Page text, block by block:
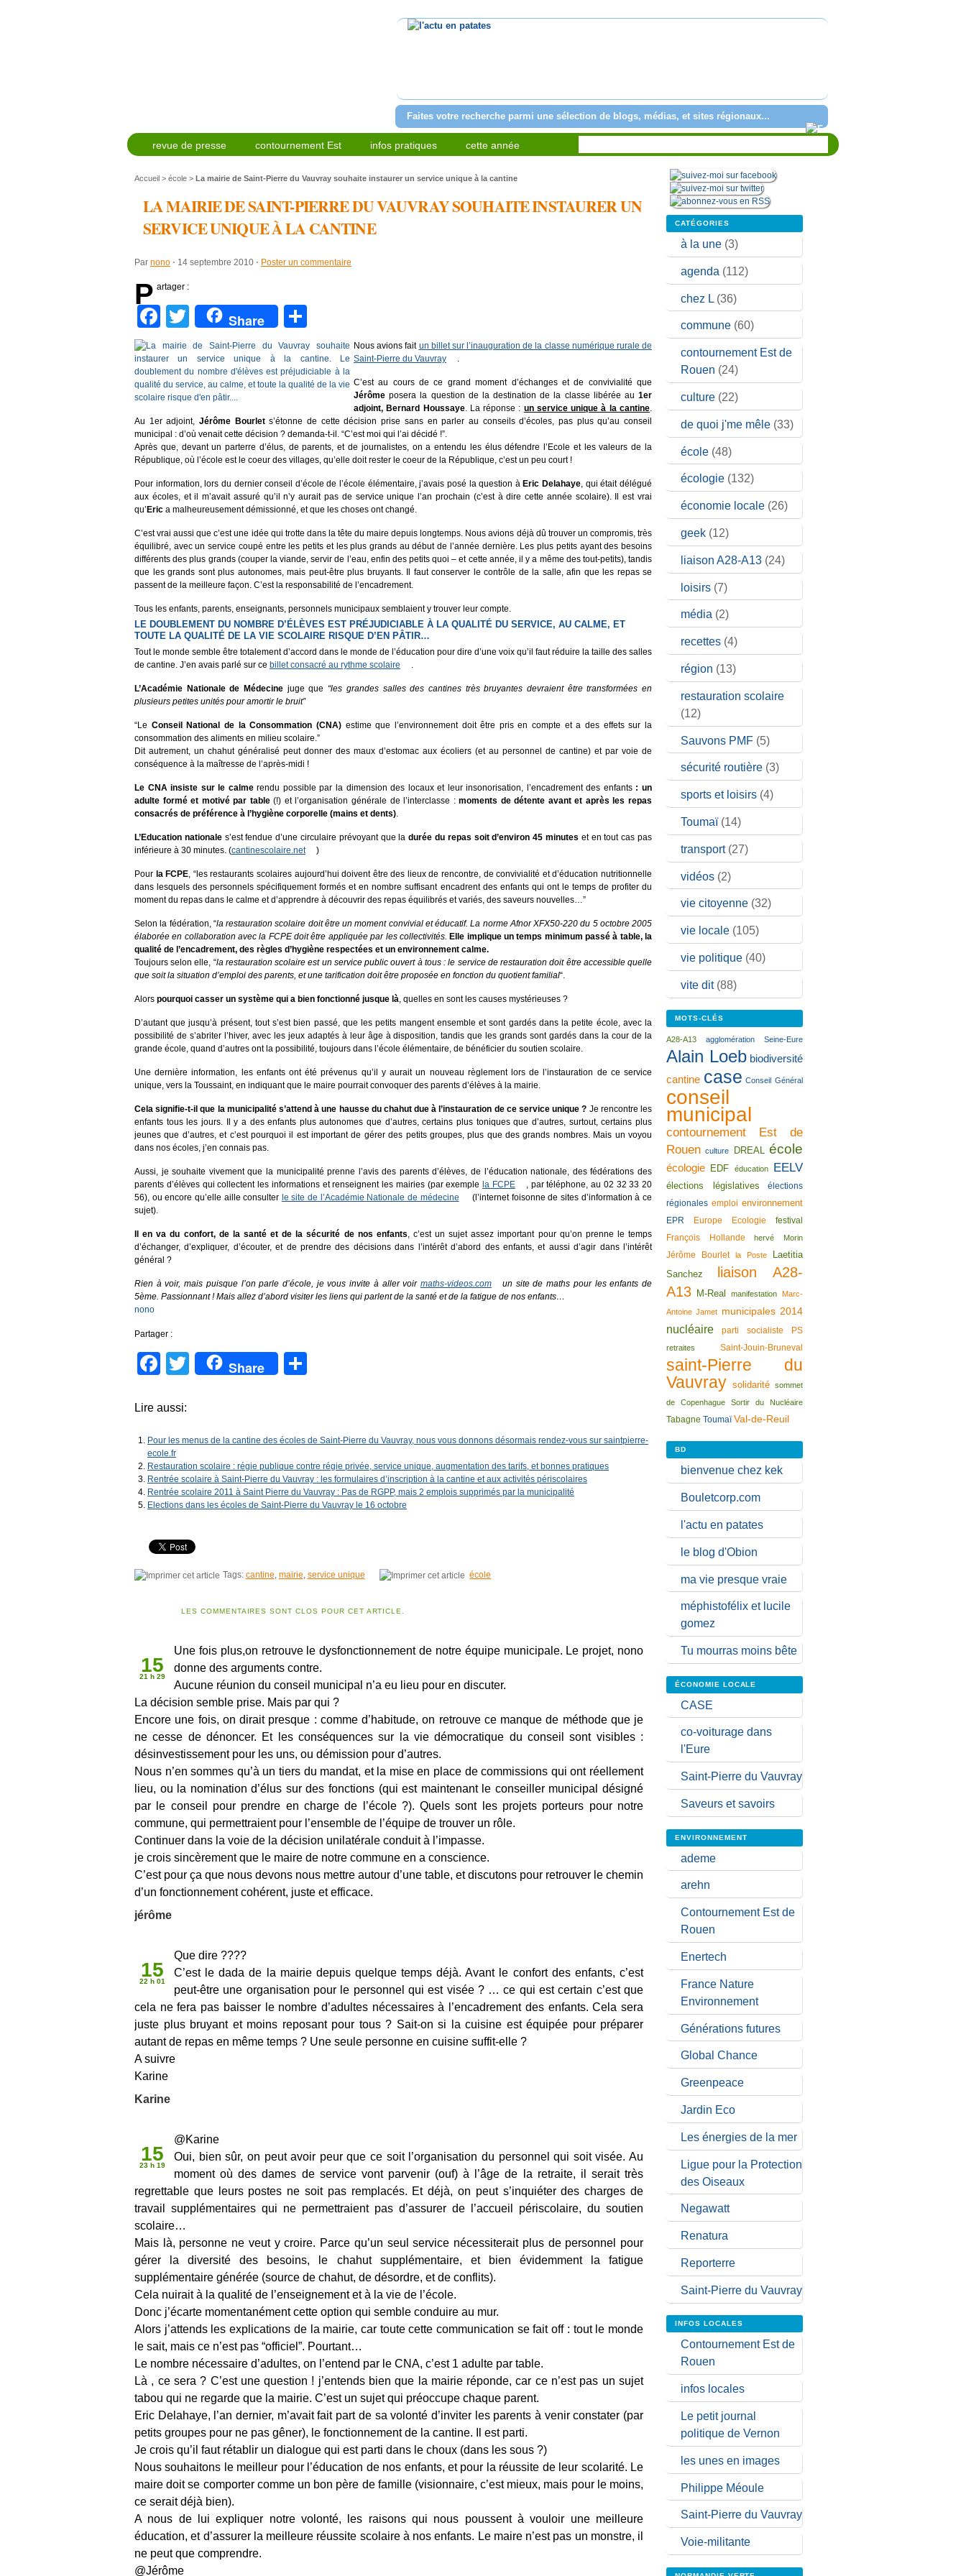
Faites votre recherche parmi une sélection de blogs, médias, et sites régionaux...
revue de presse contournement Est infos pratiques cette année
Accueil > école > La mairie de Saint-Pierre du Vauvray souhaite instaurer un service unique à la cantine
LA MAIRIE DE SAINT-PIERRE DU VAUVRAY SOUHAITE INSTAURER UN
SERVICE UNIQUE À LA CANTINE
Par nono ⋅ 14 septembre 2010 ⋅ Poster un commentaire
P artager :
Facebook
Twitter
Share
Nous avions fait un billet sur l’inauguration de la classe numérique rurale de
Saint-Pierre du Vauvray
.
C’est au cours de ce grand moment d’échanges et de convivialité que
Jérôme posera la question de la destination de la classe libérée au 1er
adjoint, Bernard Houssaye. La réponse : un service unique à la cantine.
Au 1er adjoint,Jérôme Bourlets’étonne de cette décision prise sans en parler au conseils d’écoles, pas plus qu’au conseil
municipal : d’où venait cette décision ? demanda-t-il. “C’est moi qui l’ai décidé !”.
Après que, devant un parterre d’élus, de parents, et de journalistes, on a entendu les élus défendre l’Ecole et les valeurs de la
République, où l’école est le coeur des villages, qu’elle doit rester le coeur de la République, c’est un peu court !
Pour information, lors du dernier conseil d’école de l’école élémentaire, j’avais posé la question à Eric Delahaye, qui était délégué
aux écoles, et il m’avait assuré qu’il n’y aurait pas de service unique l’an prochain (c’est à dire cette année scolaire). Il est vrai
qu’ Eric a malheureusement démissionné, et que les choses ont changé.
C’est vrai aussi que c’est une idée qui trotte dans la tête du maire depuis longtemps. Nous avions déjà dû trouver un compromis, très
équilibré, avec un service coupé entre les petits et les plus grands au début de l’année dernière. Les plus petits ayant des besoins
différents des plus grands (couper la viande, servir de l’eau, enfin des petits quoi – et cette année, il y a même des tout-petits), tandis
que les grands sont plus autonomes, mais peut-être plus bruyants. Il faut conserver le contrôle de la salle, afin que les repas se
passent de la meilleure façon. C’est la responsabilité de l’encadrement.
Tous les enfants, parents, enseignants, personnels municipaux semblaient y trouver leur compte.
LE DOUBLEMENT DU NOMBRE D’ÉLÈVES EST PRÉJUDICIABLE À LA QUALITÉ DU SERVICE, AU CALME, ET
TOUTE LA QUALITÉ DE LA VIE SCOLAIRE RISQUE D’EN PÂTIR…
Tout le monde semble être totalement d’accord dans le monde de l’éducation pour dire d’une voix qu’il faut réduire la taille des salles
de cantine. J’en avais parlé sur ce billet consacré au rythme scolaire .
L’Académie Nationale de Médecine juge que “les grandes salles des cantines très bruyantes devraient être transformées en
plusieurs petites unités pour amortir le bruit”
“Le Conseil National de la Consommation (CNA)estime que l’environnement doit être pris en compte et a des effets sur la
consommation des aliments en milieu scolaire.”
Dit autrement, un chahut généralisé peut donner des maux d’estomac aux écoliers (et au personnel de cantine) et par voie de
conséquence à la maîtresse de l’après-midi !
Le CNA insiste sur le calmerendu possible par la dimension des locaux et leur insonorisation, l’encadrement des enfants: un
adulte formé et motivé par table(!) et l’organisation générale de l’interclasse :moments de détente avant et après les repas
consacrés de préférence à l’hygiène corporelle (mains et dents).
L’Education nationales’est fendue d’une circulaire prévoyant que ladurée du repas soit d’environ 45 minutes et en tout cas pas
inférieure à 30 minutes. (cantinescolaire.net )
Pour la FCPE, “les restaurants scolaires aujourd’hui doivent être des lieux de rencontre, de convivialité et d’éducation nutritionnelle
dans lesquels des personnels spécifiquement formés et en nombre suffisant encadrent des enfants qui ont le temps de profiter du
moment du repas dans le calme et d’apprendre à découvrir des repas équilibrés et variés, des saveurs nouvelles…”
Selon la fédération, “la restauration scolaire doit être un moment convivial et éducatif. La norme Afnor XFX50-220 du 5 octobre 2005
élaborée en collaboration avec la FCPE doit être appliquée par les collectivités. Elle implique un temps minimum passé à table, la
qualité de l’encadrement, des règles d’hygiène respectées et un environnement calme.
Toujours selon elle, “la restauration scolaire est un service public ouvert à tous : le service de restauration doit être accessible quelle
que soit la situation d’emploi des parents, et une tarification doit être proposée en fonction du quotient familial“.
Alors pourquoi casser un système qui a bien fonctionné jusque là, quelles en sont les causes mystérieuses ?
D’autant que jusqu’à présent, tout s’est bien passé, que les petits mangent ensemble et sont gardés dans la petite école, avec la
possibilité de s’abriter l’hiver, avec les jeux adaptés à leur âge à disposition, tandis que les grands sont gardés dans la cour de la
grande école, quand d’autres ont la possibilité, toujours dans l’école élémentaire, de bénéficier du soutien scolaire.
Une dernière information, les enfants ont été prévenus qu’il y aurait un nouveau règlement lors de l’instauration de ce service
unique, vers la Toussaint, en indiquant que le maire pourrait convoquer des parents d’élèves à la mairie.
Cela signifie-t-il que la municipalité s’attend à une hausse du chahut due à l’instauration de ce service unique ? Je rencontre les
enfants tous les jours. Il y a des enfants plus autonomes que d’autres, certains plus toniques que d’autres, surtout, certains plus
jeunes que d’autres, et c’est pourquoi il est important de gérer des petits groupes, plus que des grands nombres. Mais un voyou
dans nos écoles, j’en connais pas.
Aussi, je souhaite vivement que la municipalité prenne l’avis des parents d’élèves, de l’éducation nationale, des fédérations des
parents d’élèves qui collectent les informations et renseignent les mairies (par exemple la FCPE
, par téléphone, au 02 32 33 20
56), ou encore qu’elle aille consulter le site de l’Académie Nationale de médecine
(l’internet foisonne de sites d’information à ce
sujet).
Il en va du confort, de la santé et de la sécurité de nos enfants, c’est un sujet assez important pour qu’on prenne le temps
d’échanger, d’expliquer, d’écouter, et de prendre des décisions dans l’intérêt d’abord des enfants, et aussi d’agir dans l’intérêt
général ?
Rien à voir, mais puisque l’on parle d’école, je vous invite à aller voir maths-videos.com
un site de maths pour les enfants de
5ème. Passionnant ! Mais allez d’abord visiter les liens qui parlent de la santé et de la fatigue de nos enfants…
nono
Partager :
Facebook
Twitter
Share
Lire aussi:
Pour les menus de la cantine des écoles de Saint-Pierre du Vauvray, nous vous donnons désormais rendez-vous sur saintpierre-
ecole.fr
Restauration scolaire : régie publique contre régie privée, service unique, augmentation des tarifs, et bonnes pratiques
Rentrée scolaire à Saint-Pierre du Vauvray : les formulaires d’inscription à la cantine et aux activités périscolaires
Rentrée scolaire 2011 à Saint Pierre du Vauvray : Pas de RGPP, mais 2 emplois supprimés par la municipalité
Elections dans les écoles de Saint-Pierre du Vauvray le 16 octobre
Tags: cantine, mairie, service unique école
LES COMMENTAIRES SONT CLOS POUR CET ARTICLE.
15
21 h 29
Une fois plus,on retrouve le dysfonctionnement de notre équipe municipale. Le projet, nono
donne des arguments contre.
Aucune réunion du conseil municipal n’a eu lieu pour en discuter.
La décision semble prise. Mais par qui ?
Encore une fois, on dirait presque : comme d’habitude, on retrouve ce manque de méthode que je
ne cesse de dénoncer. Et les conséquences sur la vie démocratique du conseil sont visibles :
désinvestissement pour les uns, ou démission pour d’autres.
Nous n’en sommes qu’à un tiers du mandat, et la mise en place de commissions qui ont réellement
lieu, ou la nomination d’élus sur des fonctions (qui est maintenant le conseiller municipal désigné
par le conseil pour prendre en charge de l’école ?). Quels sont les projets porteurs pour notre
commune, qui permettraient pour l’ensemble de l’équipe de trouver un rôle.
Continuer dans la voie de la décision unilatérale conduit à l’impasse.
je crois sincèrement que le maire de notre commune en a conscience.
C’est pour ça que nous devons nous mettre autour d’une table, et discutons pour retrouver le chemin
d’un fonctionnement cohérent, juste et efficace.
jérôme
15
22 h 01
Que dire ????
C’est le dada de la mairie depuis quelque temps déjà. Avant le confort des enfants, c’est
peut-être une organisation pour le personnel qui est visée ? … ce qui est certain c’est que
cela ne fera pas baisser le nombre d’adultes nécessaires à l’encadrement des enfants. Cela sera
juste plus bruyant et moins reposant pour tous ? Sait-on si la cuisine est équipée pour préparer
autant de repas en même temps ? Une seule personne en cuisine suffit-elle ?
A suivre
Karine
Karine
15
23 h 19
@Karine
Oui, bien sûr, on peut avoir peur que ce soit l’organisation du personnel qui soit visée. Au
moment où des dames de service vont parvenir (ouf) à l’âge de la retraite, il serait très
regrettable que leurs postes ne soit pas remplacés. Et déjà, on peut s’inquiéter des charges de
travail supplémentaires qui ne permettraient pas d’assurer de l’accueil périscolaire, du soutien
scolaire…
Mais là, personne ne veut y croire. Parce qu’un seul service nécessiterait plus de personnel pour
gérer la diversité des besoins, le chahut supplémentaire, et bien évidemment la fatigue
supplémentaire générée (source de chahut, de désordre, et de conflits).
Cela nuirait à la qualité de l’enseignement et à la vie de l’école.
Donc j’écarte momentanément cette option qui semble conduire au mur.
Alors j’attends les explications de la mairie, car toute cette communication se fait off : tout le monde
le sait, mais ce n’est pas “officiel”. Pourtant…
Le nombre nécessaire d’adultes, on l’entend par le CNA, c’est 1 adulte par table.
Là , ce sera ? C’est une question ! j’entends bien que la mairie réponde, car ce n’est pas un sujet
tabou qui ne regarde que la mairie. C’est un sujet qui préoccupe chaque parent.
Eric Delahaye, l’an dernier, m’avait fait part de sa volonté d’inviter les parents à venir constater (par
petits groupes pour ne pas gêner), le fonctionnement de la cantine. Il est parti.
Je crois qu’il faut rétablir un dialogue qui est parti dans le choux (dans les sous ?)
Nous souhaitons le meilleur pour l’éducation de nos enfants, et pour la réussite de leur scolarité. Le
maire doit se comporter comme un bon père de famille (visionnaire, c’est mieux, mais pour le moins,
ce serait déjà bien).
A nous de lui expliquer notre volonté, les raisons qui nous poussent à vouloir une meilleure
éducation, et d’assurer la meilleure réussite scolaire à nos enfants. Le maire n’est pas un monstre, il
ne peut que comprendre.
@Jérôme
CATÉGORIES
à la une (3)
agenda (112)
chez L (36)
commune (60)
contournement Est de
Rouen (24)
culture (22)
de quoi j'me mêle (33)
école (48)
écologie (132)
économie locale (26)
geek (12)
liaison A28-A13 (24)
loisirs (7)
média (2)
recettes (4)
région (13)
restauration scolaire
(12)
Sauvons PMF (5)
sécurité routière (3)
sports et loisirs (4)
Toumaï(14)
transport(27)
vidéos (2)
vie citoyenne (32)
vie locale (105)
vie politique (40)
vite dit(88)
MOTS-CLÉS
A28-A13 agglomération Seine-Eure
Alain Loeb biodiversité
cantine case Conseil Général
conseil
municipal
contournement Est de
Rouen culture DREAL école
écologie EDF éducation EELV
élections législatives
élections
régionales emploi environnement
EPR Europe Ecologie
festival
François Hollande
hervé Morin
Jérôme Bourlet la Poste
Laetitia
Sanchez
liaison A28-
A13
M-Real manifestation Marc-
Antoine Jamet municipales 2014
nucléaire parti socialiste PS
retraites Saint-Jouin-Bruneval
saint-Pierre du
Vauvray solidarité
sommet
de Copenhague
Sortir du Nucléaire
Tabagne Toumaï Val-de-Reuil
BD
bienvenue chez kek
Bouletcorp.com
l'actu en patates
le blog d'Obion
ma vie presque vraie
méphistofélix et lucile
gomez
Tu mourras moins bête
ÉCONOMIE LOCALE
CASE
co-voiturage dans
l'Eure
Saint-Pierre du Vauvray
Saveurs et savoirs
ENVIRONNEMENT
ademe
arehn
Contournement Est de
Rouen
Enertech
France Nature
Environnement
Générations futures
Global Chance
Greenpeace
Jardin Eco
Les énergies de la mer
Ligue pour la Protection
des Oiseaux
Negawatt
Renatura
Reporterre
Saint-Pierre du Vauvray
INFOS LOCALES
Contournement Est de
Rouen
infos locales
Le petit journal
politique de Vernon
les unes en images
Philippe Méoule
Saint-Pierre du Vauvray
Voie-militante